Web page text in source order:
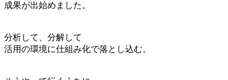
成果が出始めました。
分析して、分解して
活用の環境に仕組み化で落とし込む。